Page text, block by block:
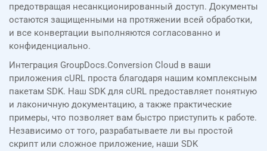
предотвращая несанкционированный доступ. Документы
остаются защищенными на протяжении всей обработки,
и все конвертации выполняются согласованно и
конфиденциально.
Интеграция GroupDocs.Conversion Cloud в ваши
приложения cURL проста благодаря нашим комплексным
пакетам SDK. Наш SDK для cURL предоставляет понятную
и лаконичную документацию, а также практические
примеры, что позволяет вам быстро приступить к работе.
Независимо от того, разрабатываете ли вы простой
скрипт или сложное приложение, наши SDK